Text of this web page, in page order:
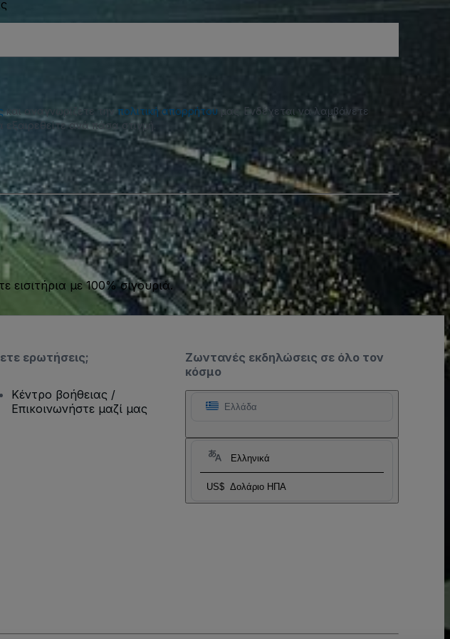
και αναγνωρίζετε την πολιτική απορρήτου μας. Ενδέχεται να λαμβάνετε
εξαιρεθείτε ανά πάσα στιγμή.
με 100% σιγουριά.
Ζωντανές εκδηλώσεις σε όλο τον
κόσμο
Ελλάδα
Ελληνικά
US$ Δολάριο ΗΠΑ
ερωτήσεις;
Κέντρο βοήθειας /
Επικοινωνήστε μαζί μας